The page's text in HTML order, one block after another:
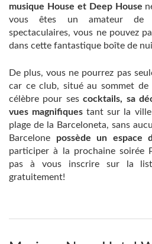
musique House et Deep House
vous êtes un amateur de
spectaculaires, vous ne pouvez
dans cette fantastique boîte de
De plus, vous ne pourrez pas
car ce club, situé au sommet
célèbre pour sescocktails, sa
vues magnifiques tant sur la ville
plage de la Barceloneta, sans
Barcelone possède un espace
participer à la prochaine soirée
pas à vous inscrire sur la
gratuitement!